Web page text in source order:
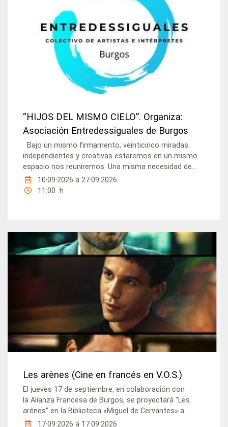
“HIJOS DEL MISMO CIELO”. Organiza:
Asociación Entredessiguales de Burgos
Bajo un mismo firmamento, veinticinco miradas
independientes y creativas estaremos en un mismo
espacio nos reuniremos. Una misma necesidad de...
10·09·2026a27·09·2026
11:00 h
Les arènes (Cine en francés en V.O.S.)
El jueves 17 de septiembre, en colaboración con
la Alianza Francesa de Burgos, se proyectará "Les
arênes" en la Biblioteca «Miguel de Cervantes» a...
17·09·2026a 17·09·2026